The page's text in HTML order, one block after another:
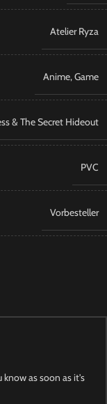
Atelier Ryza
Anime,Game
& The Secret Hideout
PVC
Vorbesteller
know as soon as it's